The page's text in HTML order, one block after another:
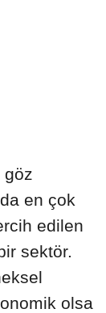
göz
en çok
edilen
sektör.
olsa